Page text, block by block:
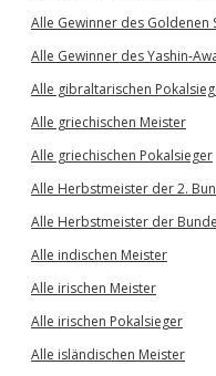
Alle Gewinner des Goldenen
Alle Gewinner des Yashin-
Alle gibraltarischen
Alle griechischen Meister
Alle griechischen Pokalsieger
Alle Herbstmeister der 2.
Alle Herbstmeister der
Alle indischen Meister
Alle irischen Meister
Alle irischen Pokalsieger
Alle isländischen Meister